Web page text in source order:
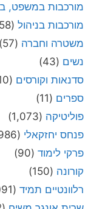
מורכבות במשפט,
מורכבות בניהול (1,258)
משטרה וחברה (57)
נשים (43)
סדנאות וקורסים (10)
ספרים (11)
פוליטיקה (1,073)
פנחס יחזקאלי (1,986)
פרקי לימוד (90)
קורונה (150)
רלוונטיים תמיד (4,091)